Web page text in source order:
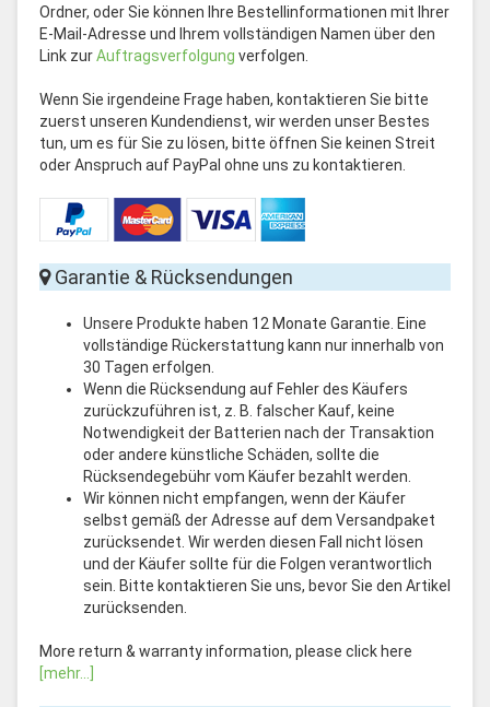
Ordner, oder Sie können Ihre Bestellinformationen mit Ihrer
E-Mail-Adresse und Ihrem vollständigen Namen über den
Link zurAuftragsverfolgung verfolgen.
Wenn Sie irgendeine Frage haben, kontaktieren Sie bitte
zuerst unseren Kundendienst, wir werden unser Bestes
tun, um es für Sie zu lösen, bitte öffnen Sie keinen Streit
oder Anspruch auf PayPal ohne uns zu kontaktieren.
Garantie & Rücksendungen
Unsere Produkte haben 12 Monate Garantie. Eine
vollständige Rückerstattung kann nur innerhalb von
30 Tagen erfolgen.
Wenn die Rücksendung auf Fehler des Käufers
zurückzuführen ist, z. B. falscher Kauf, keine
Notwendigkeit der Batterien nach der Transaktion
oder andere künstliche Schäden, sollte die
Rücksendegebühr vom Käufer bezahlt werden.
Wir können nicht empfangen, wenn der Käufer
selbst gemäß der Adresse auf dem Versandpaket
zurücksendet. Wir werden diesen Fall nicht lösen
und der Käufer sollte für die Folgen verantwortlich
sein. Bitte kontaktieren Sie uns, bevor Sie den Artikel
zurücksenden.
More return & warranty information, please click here
[mehr...]